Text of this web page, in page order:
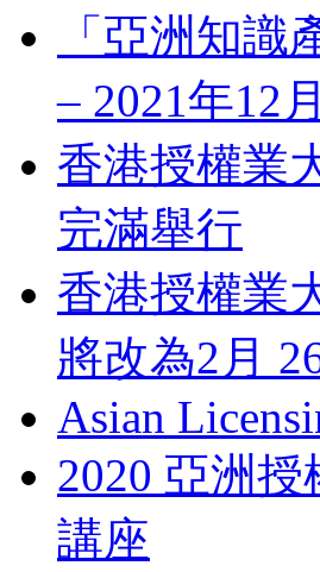
「亞洲知識
– 2021年12
香港授權業
完滿舉行
香港授權業
將改為2月
Asian
2020 亞洲
講座